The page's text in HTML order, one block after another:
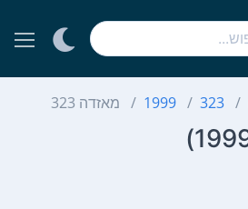
323
1999 מאזדה 323